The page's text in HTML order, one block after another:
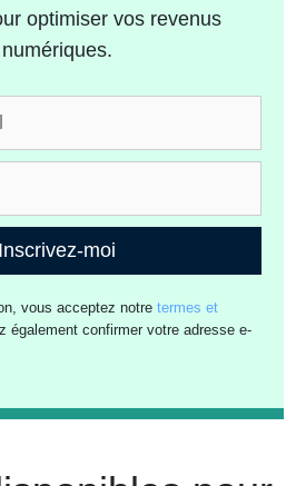
optimiser vos revenus
numériques.
Inscrivez-moi
vous acceptez notretermes et
également confirmer votre adresse e-